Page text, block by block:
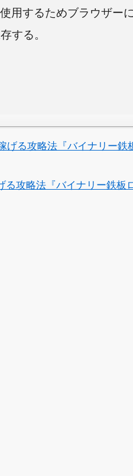
用するためブラウザー
する。
る攻略法『バイナリー鉄
攻略法『バイナリー鉄板